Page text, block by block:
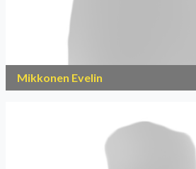
Mikkonen Evelin